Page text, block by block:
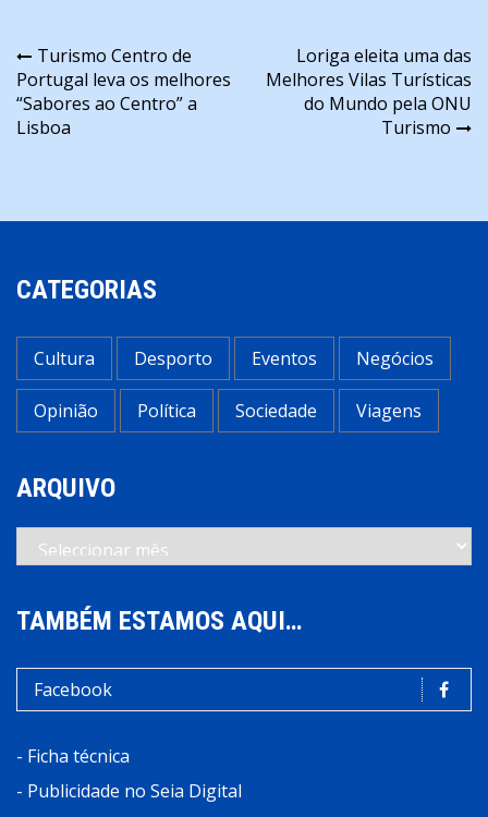
Navegação
de
artigos
Turismo Centro de
Portugal leva os melhores
“Sabores ao Centro” a
Lisboa
Loriga eleita uma das
Melhores Vilas Turísticas
do Mundo pela ONU
Turismo
CATEGORIAS
Cultura Desporto Eventos Negócios
Opinião Política Sociedade Viagens
ARQUIVO
Arquivo
TAMBÉM ESTAMOS AQUI…
Facebook
- Ficha técnica
- Publicidade no Seia Digital